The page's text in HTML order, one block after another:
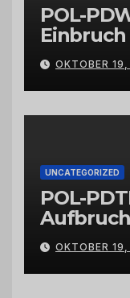
POL-
Wittlich
OKTOBER
UNCATEGORIZED
POL-
OKTOBER